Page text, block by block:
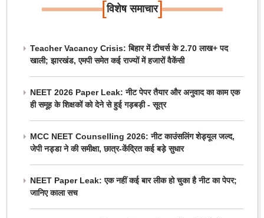
[विशेष समाचार]
Teacher Vacancy Crisis: बिहार में टीचर्स के 2.70 लाख+ पद
खाली; झारखंड, एमपी समेत कई राज्यों में हजारों वैकेंसी
NEET 2026 Paper Leak: नीट पेपर तैयार और अनुवाद का काम एक
ही समूह के शिक्षकों को देने से हुई गड़बड़ी - सूत्र
MCC NEET Counselling 2026: नीट काउंसलिंग शेड्यूल जल्द,
जेपी नड्डा ने की समीक्षा, छात्र-केंद्रित कई बड़े सुधार
NEET Paper Leak: एक नहीं कई बार लीक हो चुका है नीट का पेपर;
जानिए काला सच